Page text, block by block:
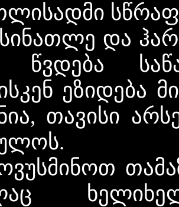
და
წვდება
ეზიდება
თავისი
თამაზ